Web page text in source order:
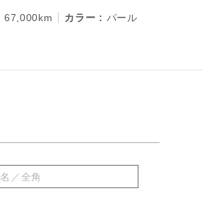
67,000km カラー : パール